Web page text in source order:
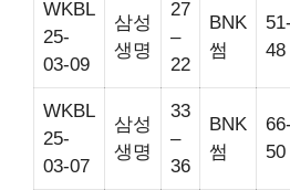
WKBL
25-
03-09
삼성
생명
27
–
22
BNK
썸
51-
48
WKBL
25-
03-07
삼성
생명
33
–
36
BNK
썸
66-
50